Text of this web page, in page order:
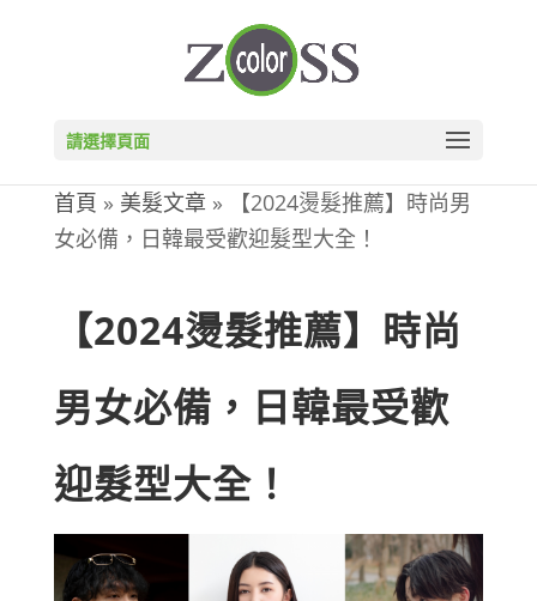
請選擇頁面
首頁 » 美髮文章 »
【2024燙髮推薦】時尚男
女必備，日韓最受歡迎髮型大全！
【2024燙髮推薦】時尚
男女必備，日韓最受歡
迎髮型大全！